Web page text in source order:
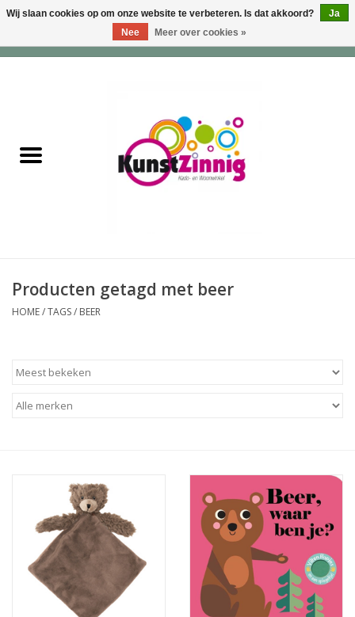
Wonen & Lifestyle
Tassen & Portemonnees
Kinderen
Stationery & Gifts
Sieraden
Hebbedingen
Producten getagd met beer
HOME/TAGS/ BEER
Wij slaan cookies op om onze website te verbeteren. Is dat akkoord?
Ja
Nee
Meer over cookies »